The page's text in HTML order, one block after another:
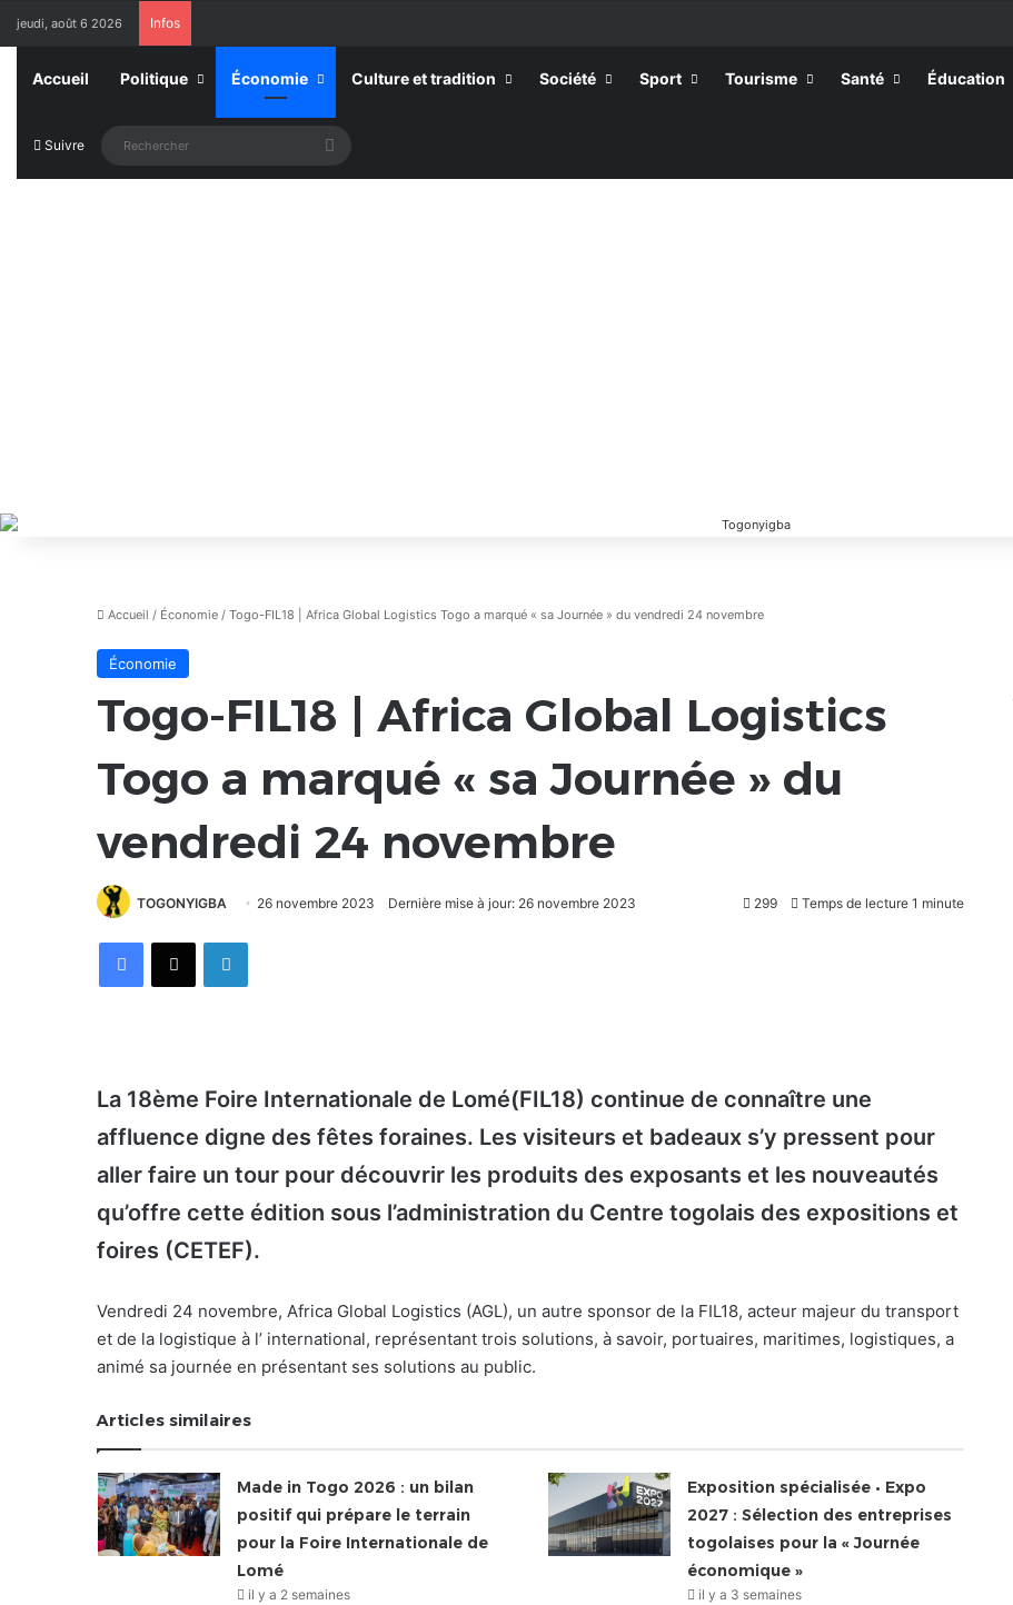
jeudi, août 6 2026 Infos
Accueil Politique Économie Culture et tradition Société Sport Tourisme Santé Éducation
Suivre Rechercher
Accueil / Économie / Togo-FIL18 | Africa Global Logistics Togo a marqué « sa Journée » du vendredi 24 novembre
Économie
Togo-FIL18 | Africa Global Logistics
Togo a marqué « sa Journée » du
vendredi 24 novembre
TOGONYIGBA 26 novembre 2023 Dernière mise à jour: 26 novembre 2023 299 Temps de lecture 1 minute
FacebookX Linkedin
La 18ème Foire Internationale de Lomé(FIL18) continue de connaître une
affluence digne des fêtes foraines. Les visiteurs et badeaux s’y pressent pour
aller faire un tour pour découvrir les produits des exposants et les nouveautés
qu’offre cette édition sous l’administration du Centre togolais des expositions et
foires (CETEF).
Vendredi 24 novembre, Africa Global Logistics (AGL), un autre sponsor de la FIL18, acteur majeur du transport
et de la logistique à l’ international, représentant trois solutions, à savoir, portuaires, maritimes, logistiques, a
animé sa journée en présentant ses solutions au public.
Articles similaires
Made in Togo 2026 : un bilan
positif qui prépare le terrain
pour la Foire Internationale de
Lomé
il y a 2 semaines
Exposition spécialisée • Expo
2027 : Sélection des entreprises
togolaises pour la « Journée
économique »
il y a 3 semaines